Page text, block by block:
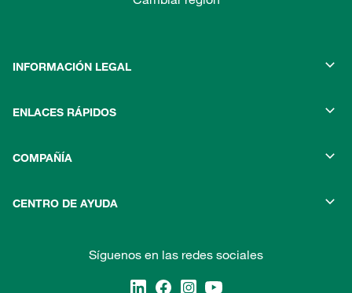
INFORMACIÓN LEGAL
ENLACES RÁPIDOS
COMPAÑÍA
CENTRO DE AYUDA
Síguenos en las redes sociales